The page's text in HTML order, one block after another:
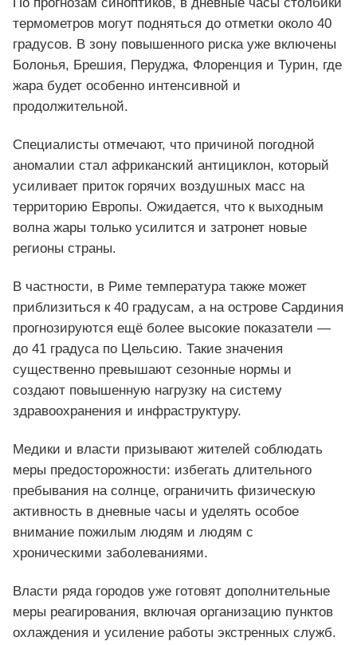
термометров могут подняться до отметки около 40
градусов. В зону повышенного риска уже включены
Болонья, Брешия, Перуджа, Флоренция и Турин, где
жара будет особенно интенсивной и
продолжительной.
Специалисты отмечают, что причиной погодной
аномалии стал африканский антициклон, который
усиливает приток горячих воздушных масс на
территорию Европы. Ожидается, что к выходным
волна жары только усилится и затронет новые
регионы страны.
В частности, в Риме температура также может
приблизиться к 40 градусам, а на острове Сардиния
прогнозируются ещё более высокие показатели —
до 41 градуса по Цельсию. Такие значения
существенно превышают сезонные нормы и
создают повышенную нагрузку на систему
здравоохранения и инфраструктуру.
Медики и власти призывают жителей соблюдать
меры предосторожности: избегать длительного
пребывания на солнце, ограничить физическую
активность в дневные часы и уделять особое
внимание пожилым людям и людям с
хроническими заболеваниями.
Власти ряда городов уже готовят дополнительные
меры реагирования, включая организацию пунктов
охлаждения и усиление работы экстренных служб.